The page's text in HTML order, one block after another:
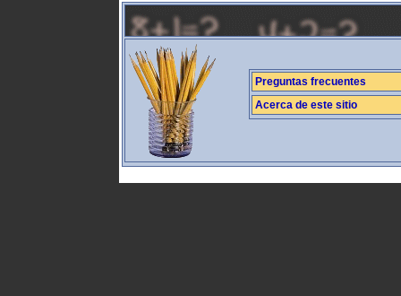
Preguntas frecuentes
Acerca de este sitio